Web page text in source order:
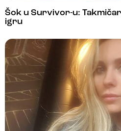
Šok u Survivor-u:
igru